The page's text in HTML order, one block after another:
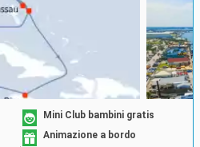
Mini Club bambini gratis
Animazione a bordo